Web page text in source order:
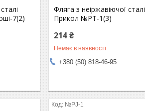
7(2)
Фляга з неіржавіючої сталі
Прикол №PT-1(3)
214 ₴
Немає в наявності
+380 (50) 818-46-95
№PJ-1